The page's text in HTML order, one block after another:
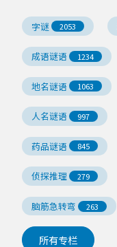
字谜 2053
成语谜语 1234
地名谜语 1063
人名谜语 997
药品谜语 845
侦探推理 279
脑筋急转弯 263
所有专栏